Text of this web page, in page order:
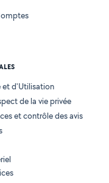
et d'Utilisation
de la vie privée
et contrôle des avis